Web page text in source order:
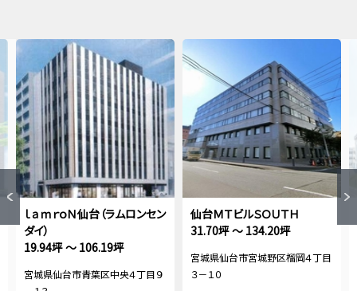
ｌａｍｒｏＮ仙台（ラムロンセン
ダイ）
19.94坪 ～ 106.19坪
宮城県仙台市青葉区中央４丁目９
仙台ＭＴビルＳＯＵＴＨ
31.70坪 ～ 134.20坪
宮城県仙台市宮城野区榴岡４丁目
３－１０